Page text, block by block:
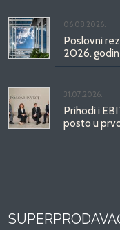
06.08.2026.
Poslovni
2026.
31.07.2026.
Prihodi i
posto u